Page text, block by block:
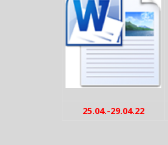
25.04.-29.04.22